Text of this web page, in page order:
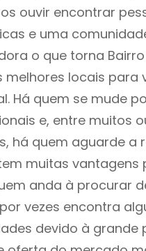
ouvir encontrar
e uma
o que torna
melhores locais para
Há quem se mude
e, entre muitos
há quem aguarde a
muitas vantagens
anda à procurar
vezes encontra
devido à grande